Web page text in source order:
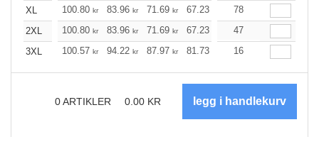
XL
100.80 kr 83.96 kr 71.69 kr 67.23 63.89
78
2XL
100.80 kr 83.96 kr 71.69 kr 67.23 63.89
47
3XL
100.57 kr 94.22 kr 87.97 kr 81.73 75.37
16
0ARTIKLER 0.00 KR